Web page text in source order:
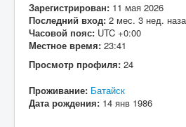
Зарегистрирован: 11 мая 2026
Последний вход: 2 мес. 3 нед.
Часовой пояс: UTC +0:00
Местное время: 23:41
Просмотр профиля: 24
Проживание: Батайск
Дата рождения: 14 янв 1986